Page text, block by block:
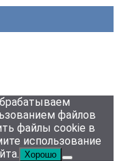
файлов
файлы cookie в
использование
Хорошо